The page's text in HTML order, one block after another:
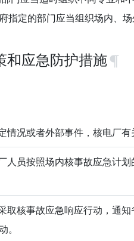
定的部门应当组织场内、场
应急防护措施
况或者外部事件，核电厂有
员按照场内核事故应急计
核事故应急响应行动，通知